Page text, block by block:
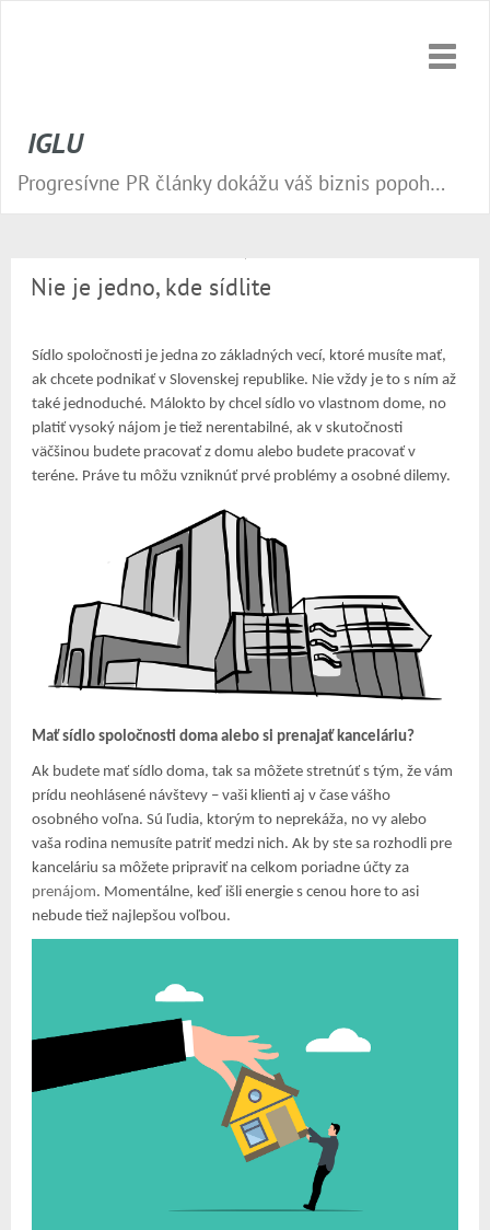
Toggle
IGLU
Progresívne PR články dokážu váš biznis popohnať vesmírnou rýchlosťou vpred. Nepremeškajte tú správnu príležitosť a publikujte na našom webe.
Nie je jedno, kde sídlite
Sídlo spoločnosti je jedna zo základných vecí, ktoré musíte mať,
ak chcete podnikať v Slovenskej republike. Nie vždy je to s ním až
také jednoduché. Málokto by chcel sídlo vo vlastnom dome, no
platiť vysoký nájom je tiež nerentabilné, ak v skutočnosti
väčšinou budete pracovať z domu alebo budete pracovať v
teréne. Práve tu môžu vzniknúť prvé problémy a osobné dilemy.
Mať sídlo spoločnosti doma alebo si prenajať kanceláriu?
Ak budete mať sídlo doma, tak sa môžete stretnúť s tým, že vám
prídu neohlásené návštevy – vaši klienti aj v čase vášho
osobného voľna. Sú ľudia, ktorým to neprekáža, no vy alebo
vaša rodina nemusíte patriť medzi nich. Ak by ste sa rozhodli pre
kanceláriu sa môžete pripraviť na celkom poriadne účty za
prenájom. Momentálne, keď išli energie s cenou hore to asi
nebude tiež najlepšou voľbou.